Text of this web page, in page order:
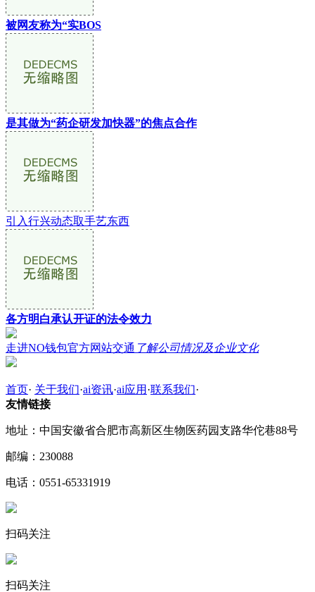
被网友称为“实BOS
是其做为“药企研发加快器”的焦点合作
引入行兴动态取手艺东西
各方明白承认开证的法令效力
走进NO钱包官方网站交通 了解公司情况及企业文化
首页· 关于我们·ai资讯·ai应用 ·联系我们·
友情链接
地址：中国安徽省合肥市高新区生物医药园支路华佗巷88号
邮编：230088
电话：0551-65331919
扫码关注
扫码关注